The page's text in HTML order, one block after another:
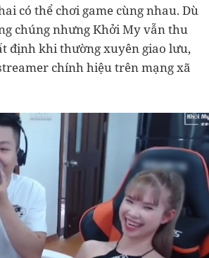
có thể chơi game cùng nhau. Dù
chúng nhưng Khởi My vẫn thu
định khi thường xuyên giao lưu,
chính hiệu trên mạng xã